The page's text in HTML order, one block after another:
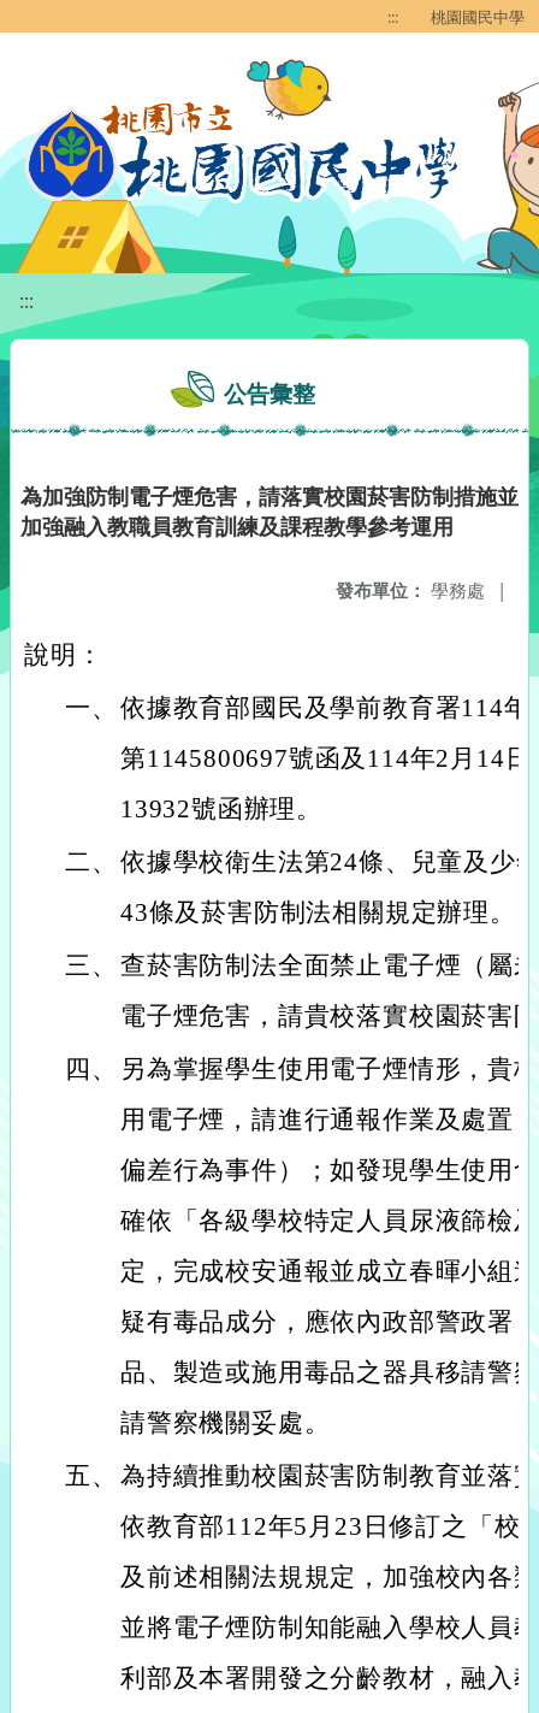
::: 桃園國民中學
:::
公告彙整
為加強防制電子煙危害，請落實校園菸害防制措施並
加強融入教職員教育訓練及課程教學參考運用
發布單位： 學務處 |
說明：
一、 依據教育部國民及學前教育署114
第1145800697號函及114年2月14
13932號函辦理。
二、 依據學校衛生法第24條、兒童及少
43條及菸害防制法相關規定辦理。
三、 查菸害防制法全面禁止電子煙（屬
電子煙危害，請貴校落實校園菸害
四、
另為掌握學生使用電子煙情形，貴
用電子煙，請進行通報作業及處置
偏差行為事件）；如發現學生使用
確依「各級學校特定人員尿液篩檢
定，完成校安通報並成立春暉小組
疑有毒品成分，應依內政部警政署
品、製造或施用毒品之器具移請警
請警察機關妥處。
五、 為持續推動校園菸害防制教育並落
依教育部112年5月23日修訂之「校
及前述相關法規規定，加強校內各
並將電子煙防制知能融入學校人員
利部及本署開發之分齡教材，融入